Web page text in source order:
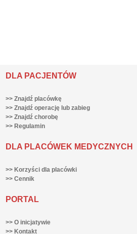
DLA PACJENTÓW
>> Znajdź placówkę
>> Znajdź operację lub zabieg
>> Znajdź chorobę
>> Regulamin
DLA PLACÓWEK MEDYCZNYCH
>> Korzyści dla placówki
>> Cennik
PORTAL
>> O inicjatywie
>> Kontakt